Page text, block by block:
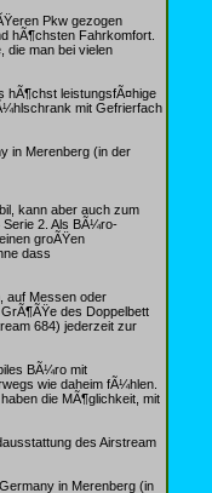
Pkw gezogen
hÃ¶chsten Fahrkomfort.
die man bei vielen
hÃ¶chst leistungsfÃ¤hige
mit Gefrierfach
in Merenberg (in der
kann aber auch zum
2. Als BÃ¼ro-
groÃŸen
dass
auf Messen oder
des Doppelbett
684) jederzeit zur
BÃ¼ro mit
wie daheim fÃ¼hlen.
die MÃ¶glichkeit, mit
des Airstream
in Merenberg (in